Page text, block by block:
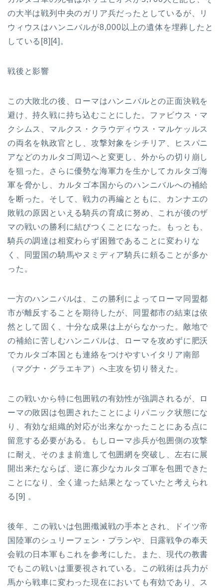
の大半は戦列中央のガリア兵だったとしているが、リ
ウィウスはハンニバルが8,000以上の遺体を埋葬したと
している[8][4]。
戦後と影響
この大敗北の後、ローマはハンニバルとの正面決戦を
避け、持久戦に持ち込むことにした。ファビウス・マ
クシムス、マルクス・クラウディウス・マルケッルス
の両名を執政官とし、攻撃対象をシチリア、ヒスパニ
アなどのカルタゴ周辺へと変更し、外からの切り崩し
を狙った。さらに優勢な海軍力を生かしてカルタゴ海
軍を脅かし、カルタゴ本国からのハンニバルへの補給
を断った。そして、戦力の再編とともに、カンナエの
敗戦の原因といえる騎兵の育成に努め、これが後のザ
マの戦いの勝利に結びつくことになった。もっとも、
騎兵の調達は相変わらず困難であることに変わりな
く、同盟国の騎馬やヌミディア騎兵に頼ることが多か
った。
一方のハンニバルは、この勝利によってローマ同盟都
市が離反することを期待したが、同盟都市の結束は依
然として固く、十分な成果は上がらなかった。敵地で
の補給に苦しむハンニバルは、ローマを攻めずに肥沃
でカルタゴ本国とも連絡をつけやすいイタリア南部
（マグナ・グラエキア）へ主攻を切り替えた。
この戦いから特に包囲戦の有効性が強調されるが、ロ
ーマの敗因は包囲されたことによりパニック状態にな
り、有効な組織的対応が出来なかったことにある点に
留意する必要がある。もしローマ歩兵が包囲側の攻撃
に耐え、そのまま前進して包囲網を突破し、左右に展
開出来たならば、逆に寡少なカルタゴ軍を包囲できた
ことになり、全く違った結果となっていたと考えられ
る[9] 。
後年、この戦いは包囲殲滅戦の手本とされ、ドイツ帝
国陸軍のシュリーフェン・プランや、日露戦争の奉天
会戦の日本軍もこれを参考にした。また、現代の教書
でもこの戦いは重要視されている。この戦術は兵力が
馬から戦車に変わった現在においても有効であり、ス